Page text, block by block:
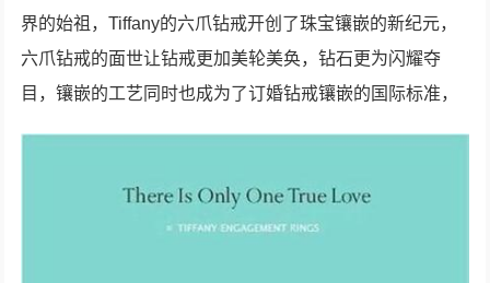
界的始祖，Tiffany的六爪钻戒开创了珠宝镶嵌的新纪元，
六爪钻戒的面世让钻戒更加美轮美奂，钻石更为闪耀夺
目，镶嵌的工艺同时也成为了订婚钻戒镶嵌的国际标准，